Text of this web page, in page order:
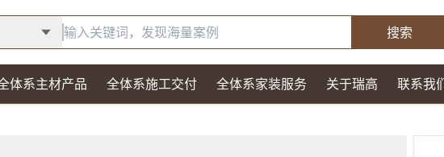
搜索
体系主材产品 全体系施工交付 全体系家装服务 关于瑞高 联系我们